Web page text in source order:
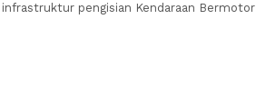
pengisian Kendaraan Bermotor